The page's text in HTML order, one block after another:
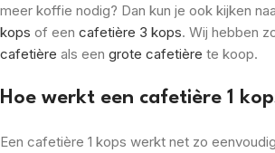
meer koffie nodig? Dan kun je ook kijken
kops of een cafetière 3 kops. Wij hebben
cafetière als een grote cafetière te koop.
Hoe werkt een cafetière 1
Een cafetière 1 kops werkt net zo